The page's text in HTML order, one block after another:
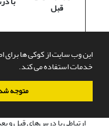
این وب سایت از کوکی ها برای
خدمات استفاده می کند.
متوجه
قبل
23/69 درصد 77/30
بر اساس جدول 5 در کتاب اول
این ترتیب رعایت شده
ترتیب نکته‌های